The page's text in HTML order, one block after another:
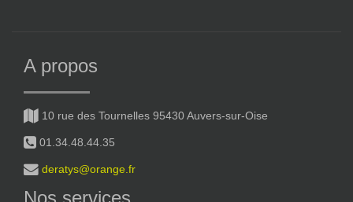
A propos
10 rue des Tournelles 95430 Auvers-sur-Oise
01.34.48.44.35
deratys@orange.fr
Nos services